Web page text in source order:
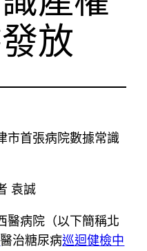
放
市首張病院數據常識
袁誠
醫病院（以下簡稱北
醫治糖尿病巡迴健檢中